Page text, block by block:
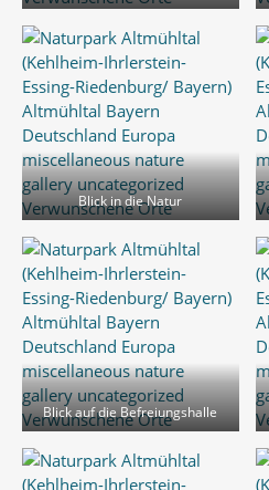
Blick in die Natur
Blick auf die Befreiungshalle